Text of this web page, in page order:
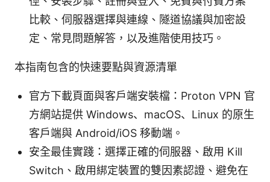
比較、伺服器選擇與連線、隧道協議與加密設
定、常見問題解答，以及進階使用技巧。
本指南包含的快速要點與資源清單
官方下載頁面與客戶端安裝檔：Proton VPN 官
方網站提供 Windows、macOS、Linux 的原生
客戶端與 Android/iOS 移動端。
安全最佳實踐：選擇正確的伺服器、啟用 Kill
Switch、啟用綁定裝置的雙因素認證、避免在